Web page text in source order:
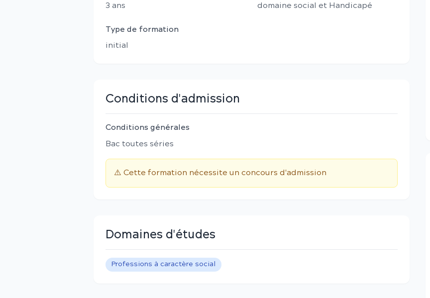
3 ans
domaine social et Handicapé
Type de formation
initial
Conditions d'admission
Conditions générales
Bac toutes séries
⚠️ Cette formation nécessite un concours d'admission
Domaines d'études
Professions à caractère social